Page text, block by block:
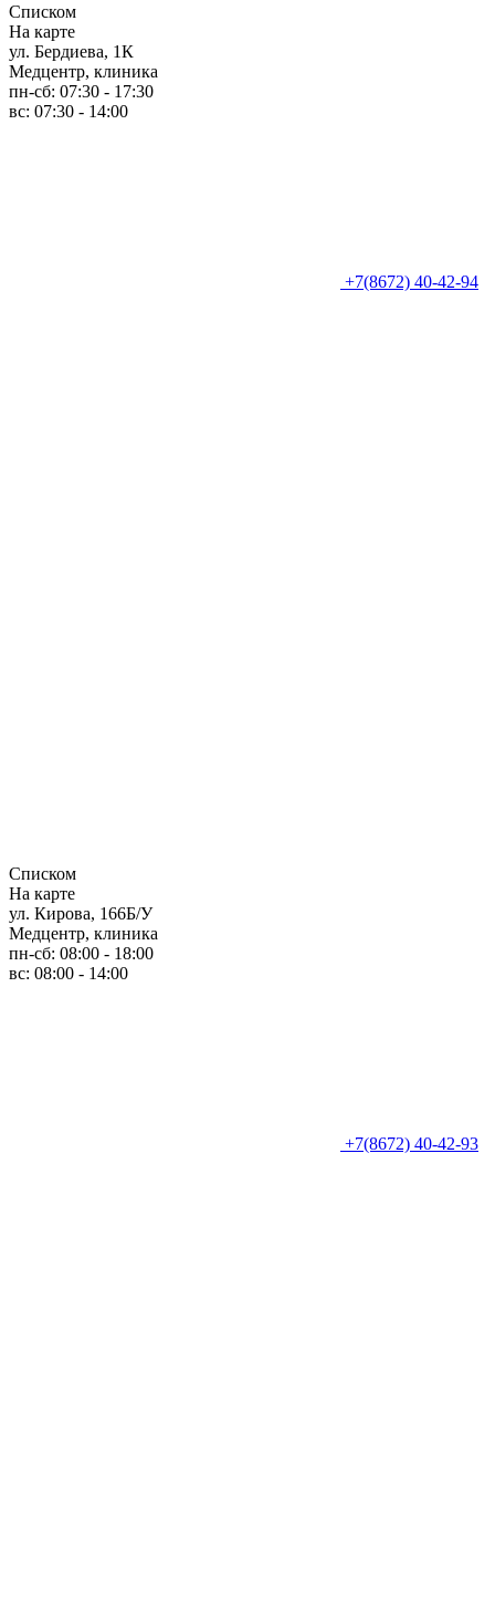
Списком
На карте
ул. Бердиева, 1К
Медцентр, клиника
пн-сб: 07:30 - 17:30
вс: 07:30 - 14:00
+7(8672) 40-42-94
Списком
На карте
ул. Кирова, 166Б/У
Медцентр, клиника
пн-сб: 08:00 - 18:00
вс: 08:00 - 14:00
+7(8672) 40-42-93